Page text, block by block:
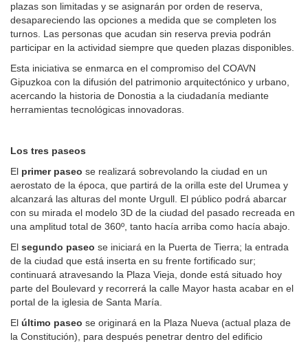
plazas son limitadas y se asignarán por orden de reserva,
desapareciendo las opciones a medida que se completen los
turnos. Las personas que acudan sin reserva previa podrán
participar en la actividad siempre que queden plazas disponibles.
Esta iniciativa se enmarca en el compromiso del COAVN
Gipuzkoa con la difusión del patrimonio arquitectónico y urbano,
acercando la historia de Donostia a la ciudadanía mediante
herramientas tecnológicas innovadoras.
Los tres paseos
El primer paseo se realizará sobrevolando la ciudad en un
aerostato de la época, que partirá de la orilla este del Urumea y
alcanzará las alturas del monte Urgull. El público podrá abarcar
con su mirada el modelo 3D de la ciudad del pasado recreada en
una amplitud total de 360º, tanto hacía arriba como hacía abajo.
El segundo paseo se iniciará en la Puerta de Tierra; la entrada
de la ciudad que está inserta en su frente fortificado sur;
continuará atravesando la Plaza Vieja, donde está situado hoy
parte del Boulevard y recorrerá la calle Mayor hasta acabar en el
portal de la iglesia de Santa María.
El último paseo se originará en la Plaza Nueva (actual plaza de
la Constitución), para después penetrar dentro del edificio